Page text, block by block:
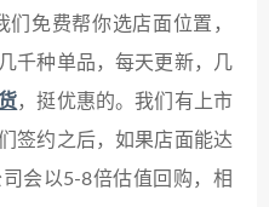
们免费帮你选店面位置，
千种单品，每天更新，几
，挺优惠的。我们有上市
签约之后，如果店面能达
会以5-8倍估值回购，相